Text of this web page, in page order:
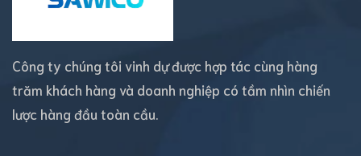
Công ty chúng tôi vinh dự được hợp tác cùng hàng
trăm khách hàng và doanh nghiệp có tầm nhìn chiến
lược hàng đầu toàn cầu.